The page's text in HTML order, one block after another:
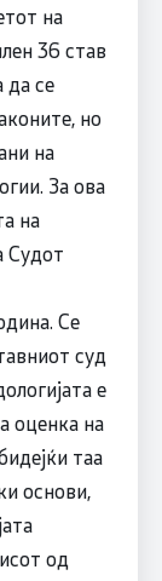
на
36 став
да се
но
на
За ова
на
Судот
Се
суд
е
оценка на
таа
основи,
од